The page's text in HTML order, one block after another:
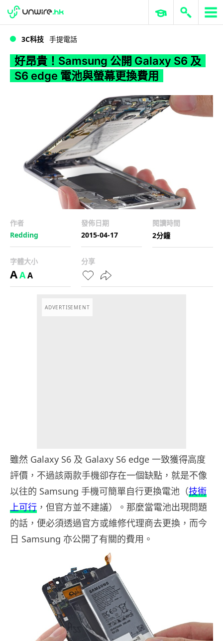
WWDC 2026 ERP 與商業 AI
3C科技 手提電話
好昂貴！Samsung 公開 Galaxy S6 及
S6 edge 電池與螢幕更換費用
作者
Redding
發佈日期
2015-04-17
閱讀時間
2分鐘
字體大小
AAA
分享
ADVERTISEMENT
雖然 Galaxy S6 及 Galaxy S6 edge 一致獲得高度
評價，不過該兩款手機卻存在一個缺點，就是不像
以往的 Samsung 手機可簡單自行更換電池（技術
上可行 ，但官方並不建議）。那麼當電池出現問題
的話，便必須透過官方或維修代理商去更換，而今
日 Samsung 亦公開了有關的費用。